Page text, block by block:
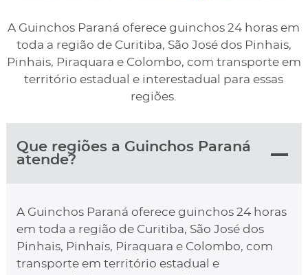
A Guinchos Paraná oferece guinchos 24 horas em
toda a região de Curitiba, São José dos Pinhais,
Pinhais, Piraquara e Colombo, com transporte em
território estadual e interestadual para essas
regiões.
Que regiões a Guinchos Paraná
atende?
A Guinchos Paraná oferece guinchos 24 horas
em toda a região de Curitiba, São José dos
Pinhais, Pinhais, Piraquara e Colombo, com
transporte em território estadual e